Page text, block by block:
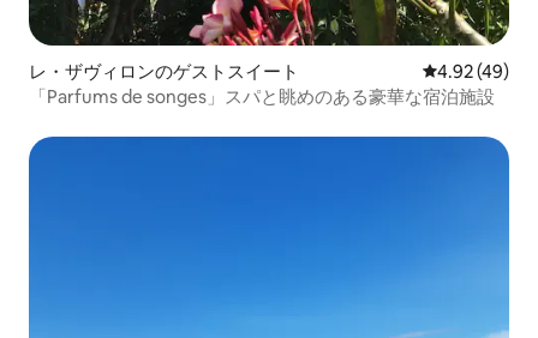
レ・ザヴィロンのゲストスイート レビュー49
4.92 (49)
「Parfums de songes」スパと眺めのある豪華な宿泊施設